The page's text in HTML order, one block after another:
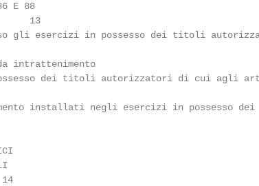
E 88
13
gli esercizi in possesso dei titoli
da intrattenimento
dei titoli autorizzatori di cui agli
installati negli esercizi in possesso